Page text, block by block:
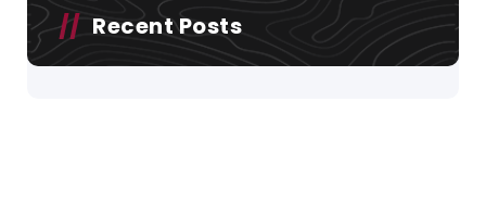
Recent Posts